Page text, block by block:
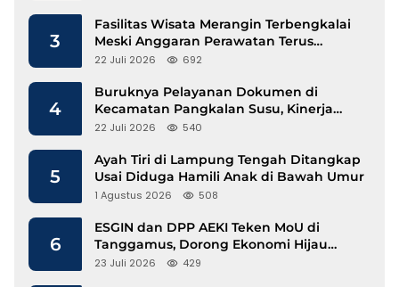
3
Fasilitas Wisata Merangin Terbengkalai
Meski Anggaran Perawatan Terus
Mengalir
22 Juli 2026 692
4
Buruknya Pelayanan Dokumen di
Kecamatan Pangkalan Susu, Kinerja
Disdukcapil Langkat Disorot
22 Juli 2026 540
5
Ayah Tiri di Lampung Tengah Ditangkap
Usai Diduga Hamili Anak di Bawah Umur
1 Agustus 2026 508
6
ESGIN dan DPP AEKI Teken MoU di
Tanggamus, Dorong Ekonomi Hijau
Berbasis Kopi dan Perdagangan Karbon
23 Juli 2026 429